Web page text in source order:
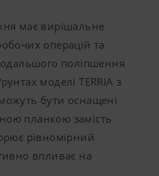
має вирішальне
операцій та
поліпшення
моделі TERRIA з
бути оснащені
планкою замість
рівномірний
впливає на